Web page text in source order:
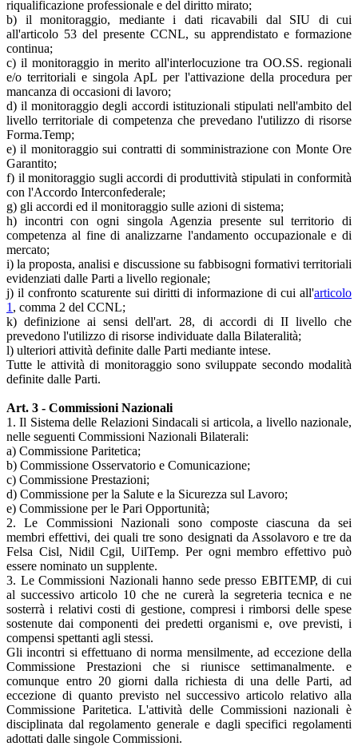
riqualificazione professionale e del diritto mirato;
b) il monitoraggio, mediante i dati ricavabili dal SIU di cui
all'articolo 53 del presente CCNL, su apprendistato e formazione
continua;
c) il monitoraggio in merito all'interlocuzione tra OO.SS. regionali
e/o territoriali e singola ApL per l'attivazione della procedura per
mancanza di occasioni di lavoro;
d) il monitoraggio degli accordi istituzionali stipulati nell'ambito del
livello territoriale di competenza che prevedano l'utilizzo di risorse
Forma.Temp;
e) il monitoraggio sui contratti di somministrazione con Monte Ore
Garantito;
f) il monitoraggio sugli accordi di produttività stipulati in conformità
con l'Accordo Interconfederale;
g) gli accordi ed il monitoraggio sulle azioni di sistema;
h) incontri con ogni singola Agenzia presente sul territorio di
competenza al fine di analizzarne l'andamento occupazionale e di
mercato;
i) la proposta, analisi e discussione su fabbisogni formativi territoriali
evidenziati dalle Parti a livello regionale;
j) il confronto scaturente sui diritti di informazione di cui all'articolo
1 , comma 2 del CCNL;
k) definizione ai sensi dell'art. 28, di accordi di II livello che
prevedono l'utilizzo di risorse individuate dalla Bilateralità;
l) ulteriori attività definite dalle Parti mediante intese.
Tutte le attività di monitoraggio sono sviluppate secondo modalità
definite dalle Parti.
Art. 3 - Commissioni Nazionali
1. Il Sistema delle Relazioni Sindacali si articola, a livello nazionale,
nelle seguenti Commissioni Nazionali Bilaterali:
a) Commissione Paritetica;
b) Commissione Osservatorio e Comunicazione;
c) Commissione Prestazioni;
d) Commissione per la Salute e la Sicurezza sul Lavoro;
e) Commissione per le Pari Opportunità;
2. Le Commissioni Nazionali sono composte ciascuna da sei
membri effettivi, dei quali tre sono designati da Assolavoro e tre da
Felsa Cisl, Nidil Cgil, UilTemp. Per ogni membro effettivo può
essere nominato un supplente.
3. Le Commissioni Nazionali hanno sede presso EBITEMP, di cui
al successivo articolo 10 che ne curerà la segreteria tecnica e ne
sosterrà i relativi costi di gestione, compresi i rimborsi delle spese
sostenute dai componenti dei predetti organismi e, ove previsti, i
compensi spettanti agli stessi.
Gli incontri si effettuano di norma mensilmente, ad eccezione della
Commissione Prestazioni che si riunisce settimanalmente. e
comunque entro 20 giorni dalla richiesta di una delle Parti, ad
eccezione di quanto previsto nel successivo articolo relativo alla
Commissione Paritetica. L'attività delle Commissioni nazionali è
disciplinata dal regolamento generale e dagli specifici regolamenti
adottati dalle singole Commissioni.